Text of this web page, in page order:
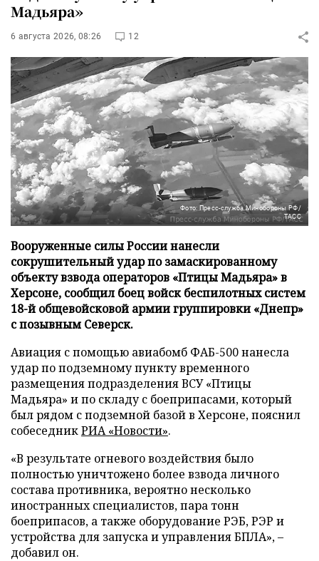
Мадьяра»
6 августа 2026, 08:26 12
Фото: Пресс-служба Минобороны РФ/
ТАСС
Вооруженные силы России нанесли
сокрушительный удар по замаскированному
объекту взвода операторов «Птицы Мадьяра» в
Херсоне, сообщил боец войск беспилотных систем
18-й общевойсковой армии группировки «Днепр»
с позывным Северск.
Авиация с помощью авиабомб ФАБ-500 нанесла
удар по подземному пункту временного
размещения подразделения ВСУ «Птицы
Мадьяра» и по складу с боеприпасами, который
был рядом с подземной базой в Херсоне, пояснил
собеседникРИА «Новости».
«В результате огневого воздействия было
полностью уничтожено более взвода личного
состава противника, вероятно несколько
иностранных специалистов, пара тонн
боеприпасов, а также оборудование РЭБ, РЭР и
устройства для запуска и управления БПЛА», –
добавил он.